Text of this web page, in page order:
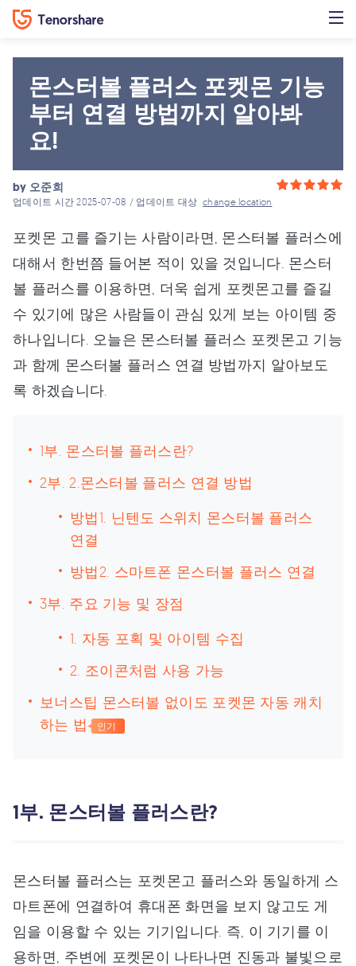
몬스터볼 플러스 포켓몬 기능
부터 연결 방법까지 알아봐
요!
by 오준희
업데이트 시간 2025-07-08 / 업데이트 대상change location
포켓몬 고를 즐기는 사람이라면, 몬스터볼 플러스에
대해서 한번쯤 들어본 적이 있을 것입니다. 몬스터
볼 플러스를 이용하면, 더욱 쉽게 포켓몬고를 즐길
수 있기에 많은 사람들이 관심 있게 보는 아이템 중
하나입니다. 오늘은 몬스터볼 플러스 포켓몬고 기능
과 함께 몬스터볼 플러스 연결 방법까지 알아보도
록 하겠습니다.
1부. 몬스터볼 플러스란?
2부. 2.몬스터볼 플러스 연결 방법
방법1. 닌텐도 스위치 몬스터볼 플러스
연결
방법2. 스마트폰 몬스터볼 플러스 연결
3부. 주요 기능 및 장점
1. 자동 포획 및 아이템 수집
2. 조이콘처럼 사용 가능
보너스팁 몬스터볼 없이도 포켓몬 자동 캐치
하는 법
인기
1부. 몬스터볼 플러스란?
몬스터볼 플러스는 포켓몬고 플러스와 동일하게 스
마트폰에 연결하여 휴대폰 화면을 보지 않고도 게
임을 이용할 수 있는 기기입니다. 즉, 이 기기를 이
용하면, 주변에 포켓몬이 나타나면 진동과 불빛으로